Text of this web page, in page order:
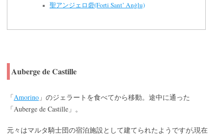
聖アンジェロ砦(Forti Sant’ Anġlu)
Auberge de Castille
「Amorino 」のジェラートを食べてから移動。途中に通った
「Auberge de Castille 」。
元々はマルタ騎士団の宿泊施設として建てられたようですが,現在